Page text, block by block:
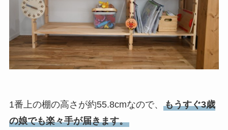
1番上の棚の高さが約55.8cmなので、 もうすぐ3歳
の娘でも楽々手が届きます。